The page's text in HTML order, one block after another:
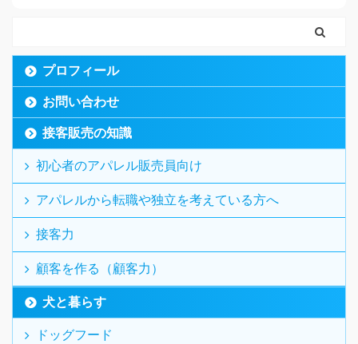
プロフィール
お問い合わせ
接客販売の知識
初心者のアパレル販売員向け
アパレルから転職や独立を考えている方へ
接客力
顧客を作る（顧客力）
犬と暮らす
ドッグフード